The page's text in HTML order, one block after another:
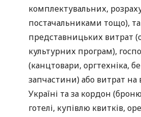
комплектувальних,
постачальниками тощо),
представницьких витрат
культурних програм),
(канцтовари, оргтехніка,
запчастини) або витрат
Україні та за кордон
готелі, купівлю квитків,